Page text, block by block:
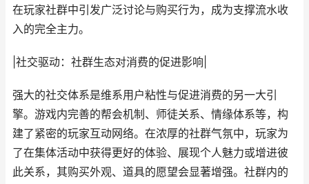
在玩家社群中引发广泛讨论与购买行为，成为支撑流水收
入的完全主力。
|社交驱动：社群生态对消费的促进影响|
强大的社交体系是维系用户粘性与促进消费的另一大引
擎。游戏内完善的帮会机制、师徒关系、情缘体系等，构
建了紧密的玩家互动网络。在浓厚的社群气氛中，玩家为
了在集体活动中获得更好的体验、展现个人魅力或增进彼
此关系，其购买外观、道具的愿望会显著增强。社群内的